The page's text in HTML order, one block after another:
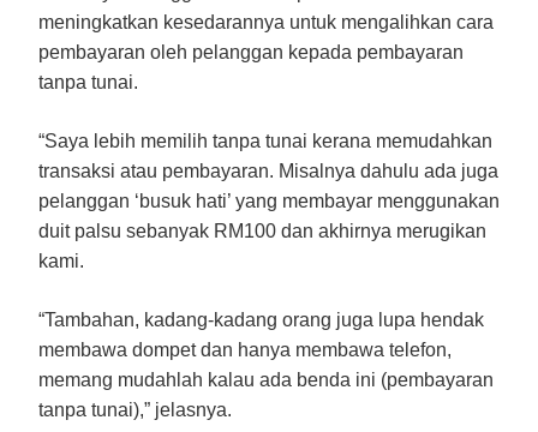
meningkatkan kesedarannya untuk mengalihkan cara
pembayaran oleh pelanggan kepada pembayaran
tanpa tunai.
“Saya lebih memilih tanpa tunai kerana memudahkan
transaksi atau pembayaran. Misalnya dahulu ada juga
pelanggan ‘busuk hati’ yang membayar menggunakan
duit palsu sebanyak RM100 dan akhirnya merugikan
kami.
“Tambahan, kadang-kadang orang juga lupa hendak
membawa dompet dan hanya membawa telefon,
memang mudahlah kalau ada benda ini (pembayaran
tanpa tunai),” jelasnya.